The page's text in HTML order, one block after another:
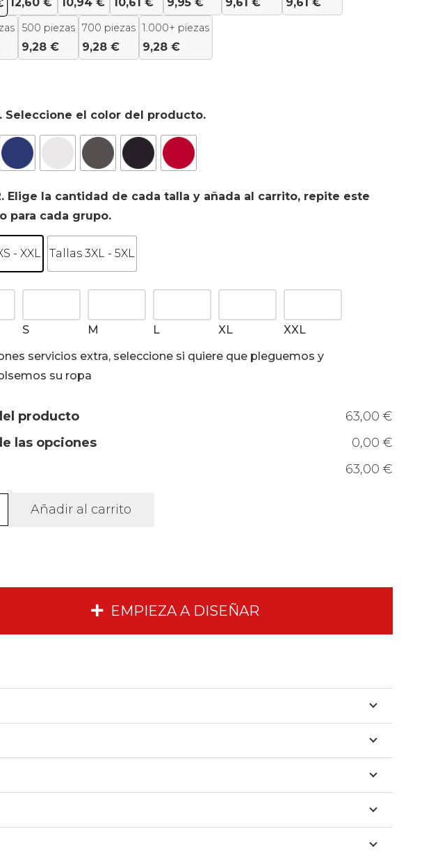
500 piezas
9,28 €
700 piezas
9,28 €
1.000+ piezas
9,28 €
Seleccione el color del producto.
Elige la cantidad de cada talla y añada al carrito, repite este
para cada grupo.
- XXL Tallas 3XL - 5XL
S M L XL
XXL
servicios extra, seleccione si quiere que pleguemos y
su ropa
producto
63,00 €
las opciones
0,00 €
63,00 €
Añadir al carrito
EMPIEZA A DISEÑAR